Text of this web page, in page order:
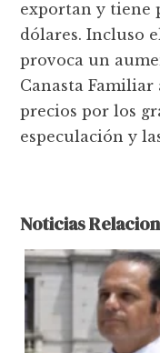
exportan y tiene
dólares. Incluso
provoca un
Canasta
precios por los
especulación y
Noticias